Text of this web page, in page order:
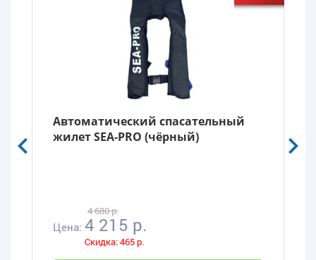
Автоматический спасательный
жилет SEA-PRO (чёрный)
Цена:
4 680 р.
4 215 р.
Скидка: 465 р.